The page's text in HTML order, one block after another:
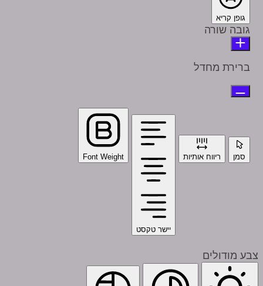
גופן קריא
גובה שורה
ברירת מחדל
סמן ריווח אותיות
יישר טקסט
Font Weight
צבע מודולים